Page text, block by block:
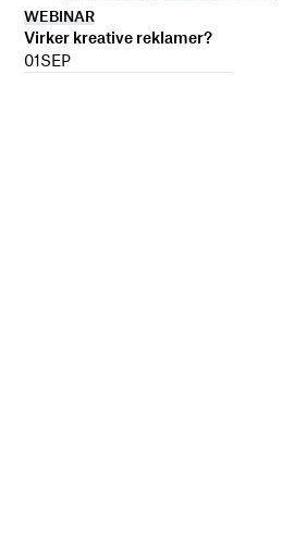
WEBINAR
Virker kreative reklamer?
01SEP